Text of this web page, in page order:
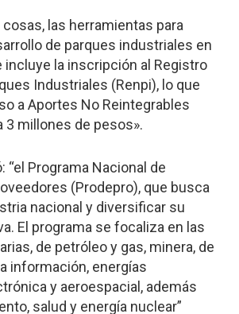
cosas, las herramientas para
de parques industriales en
incluye la inscripción al Registro
Industriales (Renpi), lo que
a Aportes No Reintegrables
3 millones de pesos».
“el Programa Nacional de
(Prodepro), que busca
nacional y diversificar su
El programa se focaliza en las
de petróleo y gas, minera, de
información, energías
y aeroespacial, además
salud y energía nuclear”